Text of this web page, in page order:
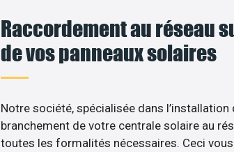
Raccordement au réseau
de vos panneaux solaires
Notre société, spécialisée dans l’installation
branchement de votre centrale solaire au
toutes les formalités nécessaires. Ceci